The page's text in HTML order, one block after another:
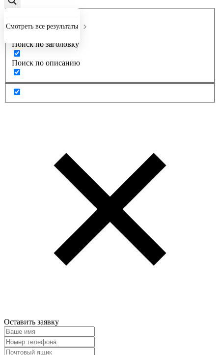
Смотреть все результаты
Точное совпадение
Поиск по заголовку
Поиск по описанию
Оставить заявку